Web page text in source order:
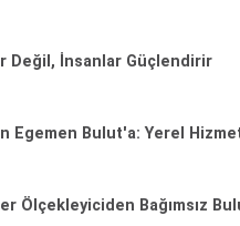
Değil, İnsanlar Güçlendirir
Egemen Bulut'a: Yerel
Ölçekleyiciden Bağımsız